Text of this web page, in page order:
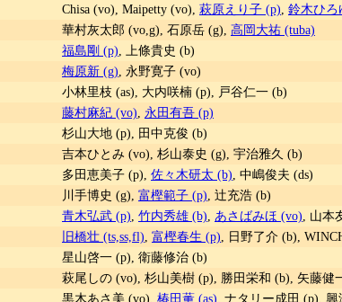
Chisa (vo), Maipetty (vo), 萩原えり子 (p) 鈴木ひろ
華村灰太郎 (vo,g), 石原岳 (g), 高岡大祐 (tuba)
福島剛 (p) , 上條貴史 (b)
梅原新 (g) , 永野寛子 (vo)
小林里枝 (as), 大内咲楠 (p), 戸谷仁一 (b)
藤村麻紀 (vo)
永田有吾 (p)
杉山大地 (p), 田中克俊 (b)
吉本ひとみ (vo), 杉山泰史 (g), 宇治雅久 (b)
多田恵美子 (p), 佐々木研太 (b) , 中嶋俊夫 (ds)
川手博史 (g), 富樫範子 (p) , 辻充浩 (b)
青木弘武 (p) 竹内秀雄 (b) あさばみほ (vo) , 山本
旧橋壮 (ts,ss,fl) 富樫春生 (p) , 日野了介 (b),
星山啓一 (p), 衛藤修治 (b)
萩尾しの (vo), 杉山美樹 (p), 勝田栄和 (b), 矢藤健
黒木あさ美 (vo), 椿田薫 (as) , ナタリー成田 (p),